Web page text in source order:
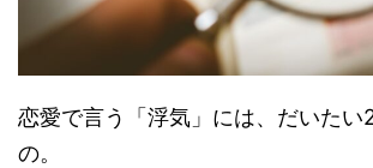
恋愛で言う「浮気」には、だいたい
の。